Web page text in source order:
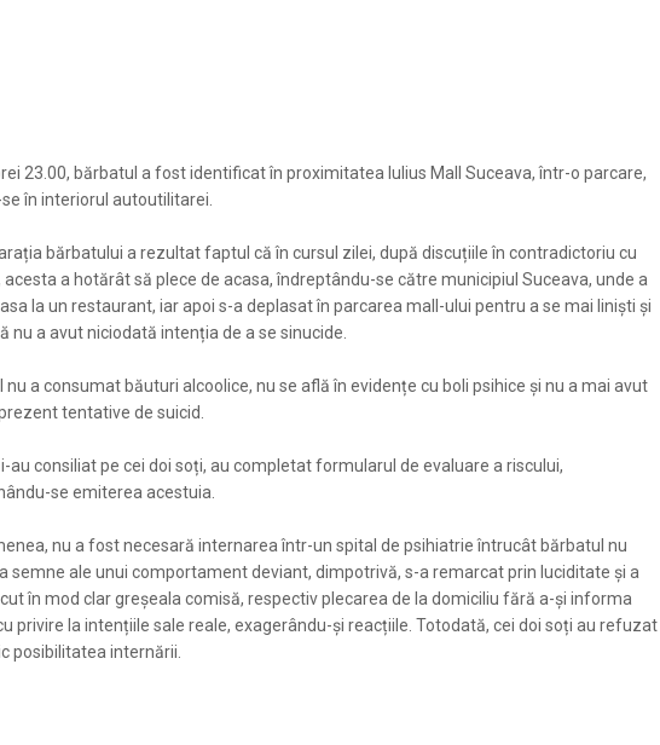
23.00, bărbatul a fost identificat în proximitatea Iulius Mall Suceava, într-o parcare,
în interiorul autoutilitarei.
bărbatului a rezultat faptul că în cursul zilei, după discuțiile în contradictoriu cu
acesta a hotărât să plece de acasa, îndreptându-se către municipiul Suceava, unde a
la un restaurant, iar apoi s-a deplasat în parcarea mall-ului pentru a se mai liniști și
nu a avut niciodată intenția de a se sinucide.
nu a consumat băuturi alcoolice, nu se află în evidențe cu boli psihice și nu a mai avut
tentative de suicid.
au consiliat pe cei doi soți, au completat formularul de evaluare a riscului,
se emiterea acestuia.
nu a fost necesară internarea într-un spital de psihiatrie întrucât bărbatul nu
semne ale unui comportament deviant, dimpotrivă, s-a remarcat prin luciditate și a
în mod clar greșeala comisă, respectiv plecarea de la domiciliu fără a-și informa
privire la intențiile sale reale, exagerându-și reacțiile. Totodată, cei doi soți au refuzat
posibilitatea internării.